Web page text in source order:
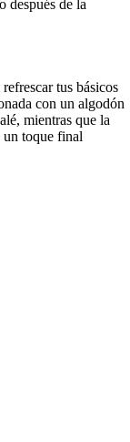
después de la
tus básicos
con un algodón
mientras que la
un toque final